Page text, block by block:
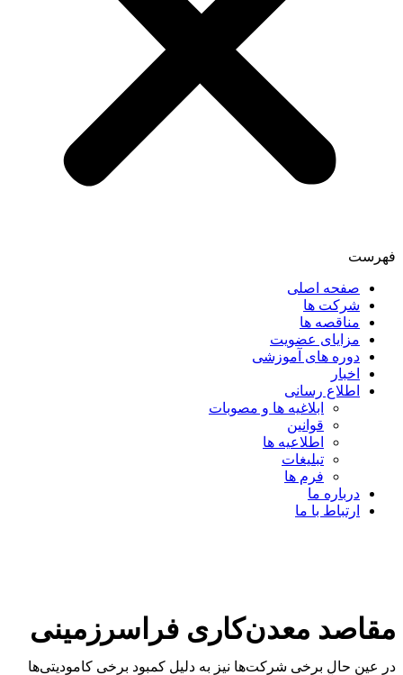
فهرست
صفحه اصلی
شرکت ها
مناقصه ها
مزایای عضویت
دوره های آموزشی
اخبار
اطلاع رسانی
ابلاغیه ها و مصوبات
قوانین
اطلاعیه ها
تبلیغات
فرم ها
درباره ما
ارتباط با ما
مقاصد معدن‌کاری فراسرزمینی
در عین حال برخی شرکت‌ها نیز به دلیل کمبود برخی کامودیتی‌‌‌ها